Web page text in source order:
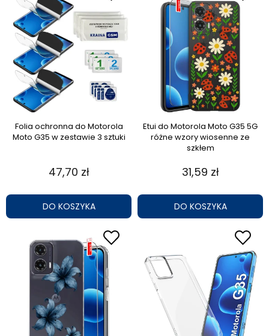
Folia ochronna do Motorola
Moto G35 w zestawie 3 sztuki
47,70 zł
DO KOSZYKA
Etui do Motorola Moto G35 5G
różne wzory wiosenne ze
szkłem
31,59 zł
DO KOSZYKA